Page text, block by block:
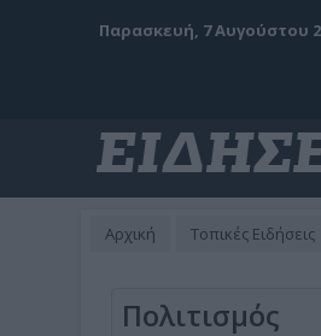
Παρασκευή, 7 Αυγούστου
Αρχική Τοπικές Ειδήσεις
Πολιτισμός